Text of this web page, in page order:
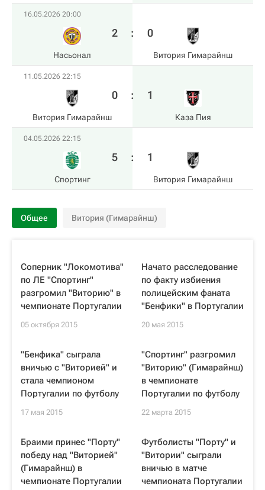
16.05.2026 20:00
Насьонал
2 : 0
Витория Гимарайнш
11.05.2026 22:15
Витория Гимарайнш
0 : 1
Каза Пия
04.05.2026 22:15
Спортинг
5 : 1
Витория Гимарайнш
Общее Витория (Гимарайнш)
Соперник "Локомотива"
по ЛЕ "Спортинг"
разгромил "Виторию" в
чемпионате Португалии
05 октября 2015
Начато расследование
по факту избиения
полицейским фаната
"Бенфики" в Португалии
20 мая 2015
"Бенфика" сыграла
вничью с "Виторией" и
стала чемпионом
Португалии по футболу
17 мая 2015
"Спортинг" разгромил
"Виторию" (Гимарайнш)
в чемпионате
Португалии по футболу
22 марта 2015
Браими принес "Порту"
победу над "Виторией"
(Гимарайнш) в
чемпионате Португалии
Футболисты "Порту" и
"Витории" сыграли
вничью в матче
чемпионата Португалии